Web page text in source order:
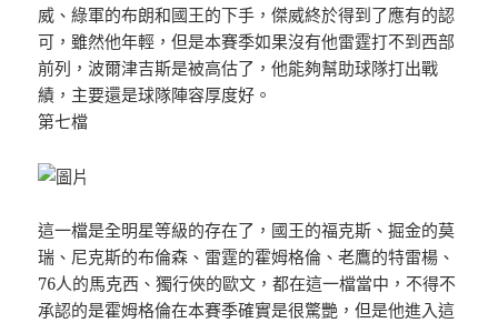
威、綠軍的布朗和國王的下手，傑威終於得到了應有的認
可，雖然他年輕，但是本賽季如果沒有他雷霆打不到西部
前列，波爾津吉斯是被高估了，他能夠幫助球隊打出戰
績，主要還是球隊陣容厚度好。
第七檔
這一檔是全明星等級的存在了，國王的福克斯、掘金的莫
瑞、尼克斯的布倫森、雷霆的霍姆格倫、老鷹的特雷楊、
76人的馬克西、獨行俠的歐文，都在這一檔當中，不得不
承認的是霍姆格倫在本賽季確實是很驚艷，但是他進入這